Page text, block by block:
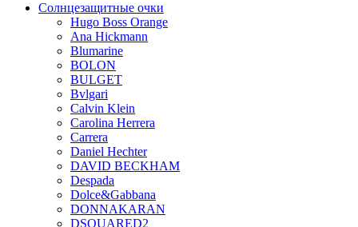
Солнцезащитные очки
Hugo Boss Orange
Ana Hickmann
Blumarine
BOLON
BULGET
Bvlgari
Calvin Klein
Carolina Herrera
Carrera
Daniel Hechter
DAVID BECKHAM
Despada
Dolce&Gabbana
DONNAKARAN
DSQUARED2